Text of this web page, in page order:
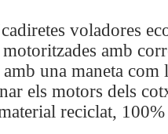
voladores
motoritzades amb
una maneta
els motors dels
reciclat,